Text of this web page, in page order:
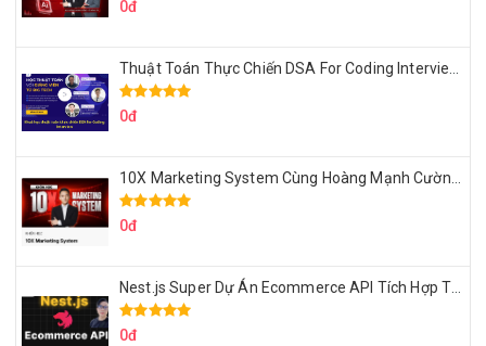
0đ
Thuật Toán Thực Chiến DSA For Coding Interview Cùng Fsecourse
0đ
10X Marketing System Cùng Hoàng Mạnh Cường Topmax
0đ
Nest.js Super Dự Án Ecommerce API Tích Hợp Thanh Toán Online
0đ